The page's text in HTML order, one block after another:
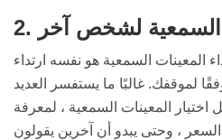
السمعية لشخص آخر
المعينات السمعية هو نفسه ارتداء
لموقفك. غالبًا ما يستفسر العديد
المعينات السمعية ، لمعرفة
السعر ، وحتى يبدو أن آخرين يقولون